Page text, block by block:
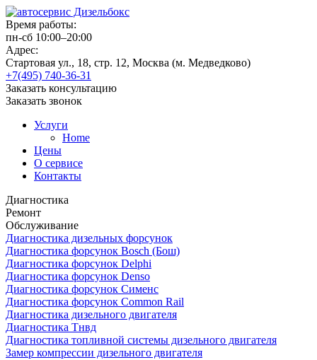
Время работы:
пн-сб 10:00–20:00
Адрес:
Стартовая ул., 18, стр. 12, Москва (м. Медведково)
+7(495) 740-36-31
Заказать консультацию
Заказать звонок
Услуги
Home
Цены
О сервисе
Контакты
Диагностика
Ремонт
Обслуживание
Диагностика дизельных форсунок
Диагностика форсунок Bosch (Бош)
Диагностика форсунок Delphi
Диагностика форсунок Denso
Диагностика форсунок Сименс
Диагностика форсунок Common Rail
Диагностика дизельного двигателя
Диагностика Тнвд
Диагностика топливной системы дизельного двигателя
Замер компрессии дизельного двигателя